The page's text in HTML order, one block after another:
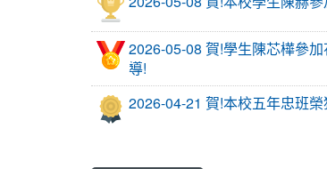
2026-05-08 賀!學生陳芯樺參
導!
2026-04-21 賀!本校五年忠班